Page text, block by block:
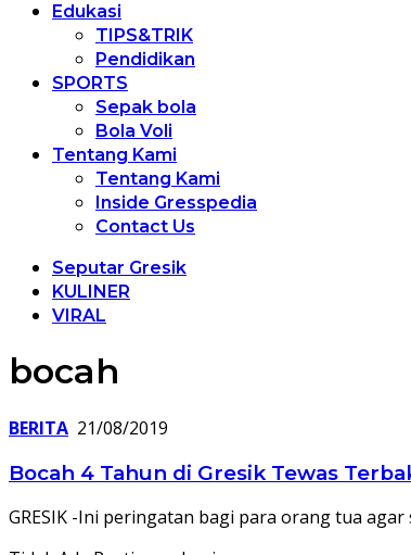
Edukasi
TIPS&TRIK
Pendidikan
SPORTS
Sepak bola
Bola Voli
Tentang Kami
Tentang Kami
Inside Gresspedia
Contact Us
Seputar Gresik
KULINER
VIRAL
bocah
BERITA 21/08/2019
Bocah 4 Tahun di Gresik Tewas
GRESIK -Ini peringatan bagi para orang tua